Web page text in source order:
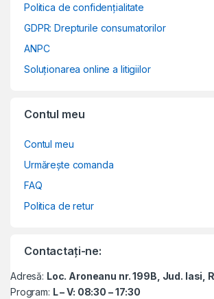
Politica de confidențialitate
GDPR: Drepturile consumatorilor
ANPC
Soluționarea online a litigiilor
Contul meu
Contul meu
Urmărește comanda
FAQ
Politica de retur
Contactați-ne:
Adresă: Loc. Aroneanu nr. 199B, Jud. Iasi,
Program: L – V: 08:30 – 17:30